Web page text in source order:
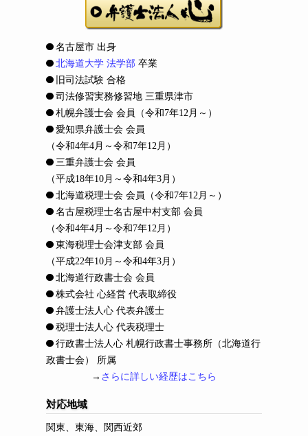
名古屋市 出身
北海道大学 法学部 卒業
旧司法試験 合格
司法修習実務修習地 三重県津市
札幌弁護士会 会員
（令和7年12月～）
愛知県弁護士会 会員
（令和4年4月～令和7年12月）
三重弁護士会 会員
（平成18年10月～令和4年3月）
北海道税理士会 会員
（令和7年12月～）
名古屋税理士名古屋中村支部 会員
（令和4年4月～令和7年12月）
東海税理士会津支部 会員
（平成22年10月～令和4年3月）
北海道行政書士会 会員
株式会社 心経営 代表取締役
弁護士法人心 代表弁護士
税理士法人心 代表税理士
行政書士法人心 札幌行政書士事務所（北海道行
政書士会） 所属
→ さらに詳しい経歴はこちら
対応地域
関東、東海、関西近郊